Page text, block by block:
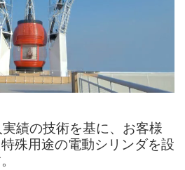
績の技術を基に、お客様
殊用途の電動シリンダを設